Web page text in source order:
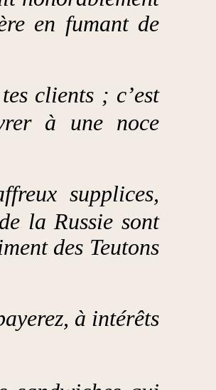
en fumant de
clients ; c’est
à une noce
supplices,
la Russie sont
des Teutons
à intérêts